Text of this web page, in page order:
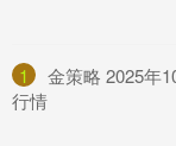
1
金策略 2025年
行情